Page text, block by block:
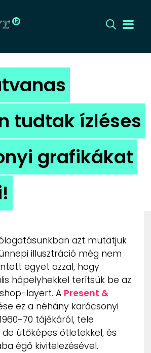
CÍMLAP
DIZÁJN
DIVAT
HIP
UTCA
ZENE
MÉDIAAJÁNLAT
IMPRESSZUM
PR-ARCHÍVUM
ADATKEZELÉSI TÁJÉKOZTATÓ
tudtak ízléses
grafikákat
azt mutatjuk
illusztráció még nem
egyet azzal, hogy
hópelyhekkel terítsük be az
layert. A Present &
ez a néhány karácsonyi
70 tájékáról, tele
de ütőképes ötletekkel, és
égő kivitelezésével.